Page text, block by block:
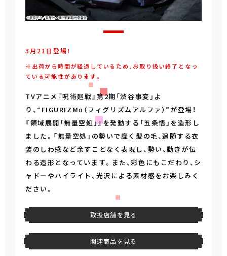
3月21日登場！
※出荷から時間が経過しているため、お取り扱い終了となっ
ている可能性があります。
TVアニメ『呪術廻戦』第2期「渋谷事変」よ
り、“FIGURIZMα（フィグリズムアルファ）”が登場！
『領域展開「無量空処」』を発動する「五条悟」を造形し
ました。「無量空処」の勢いで靡く髪の毛、追随する衣
装のしわ感など余すことなく表現し、勢い、動きが伝
わる造形となっています。また、彩色にもこだわり、シ
ャドーやハイライト、光沢による素材感をお楽しみく
ださい。
取扱店舗を見る
関連商品を見る